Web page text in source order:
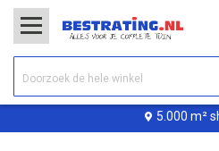
5.000 m²